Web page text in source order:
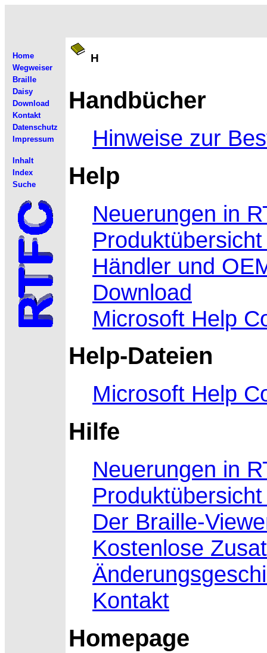
Home
Wegweiser
Braille
Daisy
Download
Kontakt
Datenschutz
Impressum
Inhalt
Index
Suche
H
Handbücher
Hinweise zur
Help
Neuerungen in
Händler und
Download
Microsoft Help
Help-Dateien
Microsoft Help
Hilfe
Neuerungen in
Der Braille-
Kostenlose
Kontakt
Homepage